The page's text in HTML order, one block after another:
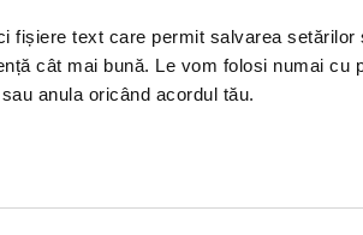
fișiere text care permit salvarea setărilor
cât mai bună. Le vom folosi numai cu
anula oricând acordul tău.